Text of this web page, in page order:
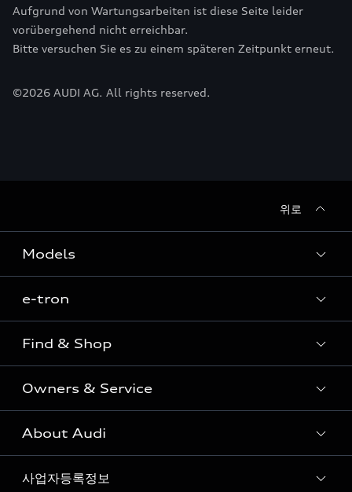
Aufgrund von Wartungsarbeiten ist diese Seite leider
vorübergehend nicht erreichbar.
Bitte versuchen Sie es zu einem späteren Zeitpunkt erneut.
©2026 AUDI AG. All rights reserved.
위로
Models
Sedan
SUV
Coupe
S range
e-tron
e-tron
Find & Shop
전시장/AAP 전시장/AS센터
아우디 신차 재고
아우디 모델 비교하기
아우디 공식 인증 중고차
Owners & Service
고객안내
Audi Connect
About Audi
아우디 브랜드
사업자등록정보